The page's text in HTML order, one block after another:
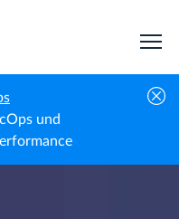
und
auf Datenübertragbarkeit gemäß